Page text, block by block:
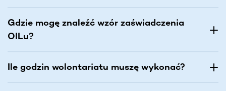
Gdzie mogę znaleźć wzór zaświadczenia
OILu?
Ile godzin wolontariatu muszę wykonać?